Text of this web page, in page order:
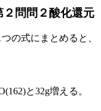
２問問２酸化還
の式にまとめると、
と32g増える。